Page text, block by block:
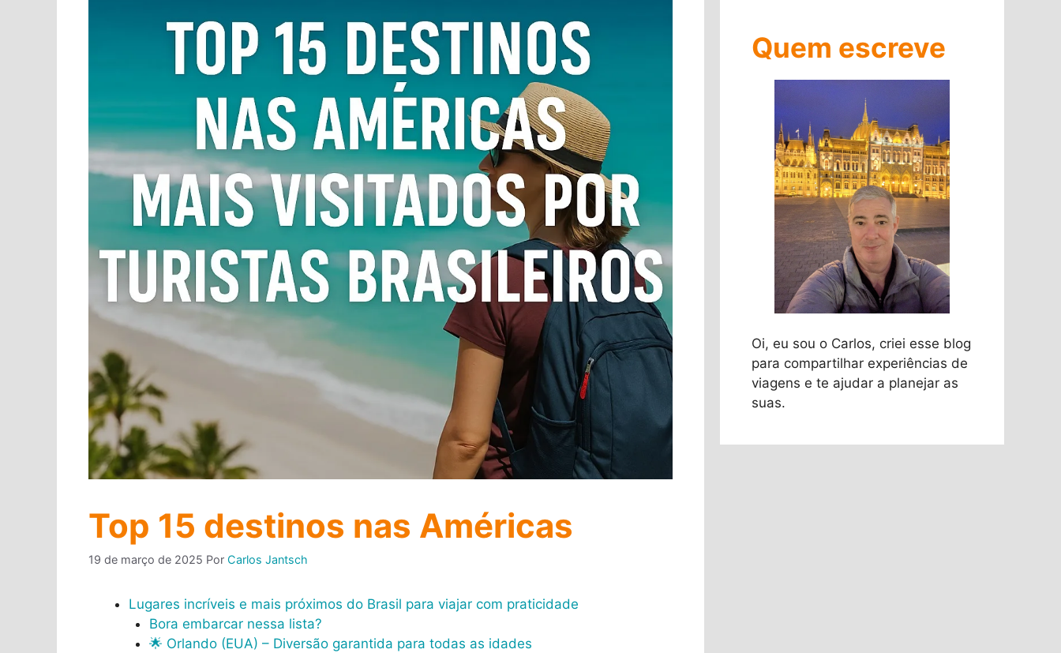
Top 15 destinos nas Américas
19 de março de 2025 Por Carlos Jantsch
Lugares incríveis e mais próximos do Brasil para viajar com praticidade
Bora embarcar nessa lista?
🌟 Orlando (EUA) – Diversão garantida para todas as idades
Quem escreve
Oi, eu sou o Carlos, criei esse blog
para compartilhar experiências de
viagens e te ajudar a planejar as
suas.